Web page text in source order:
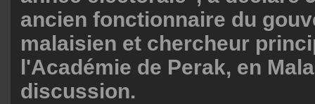
ancien fonctionnaire du
malaisien et chercheur
l'Académie de Perak, en
discussion.